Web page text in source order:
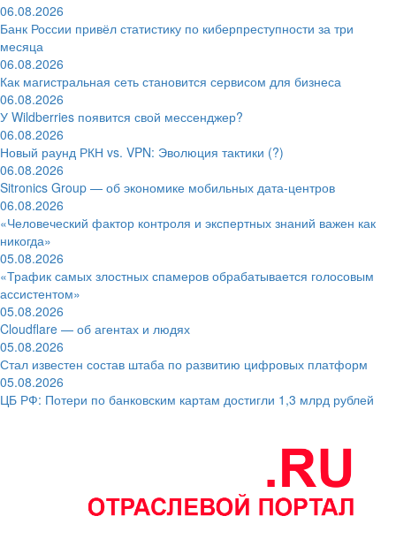
06.08.2026
Банк России привёл статистику по киберпреступности за три
месяца
06.08.2026
Как магистральная сеть становится сервисом для бизнеса
06.08.2026
У Wildberries появится свой мессенджер?
06.08.2026
Новый раунд РКН vs. VPN: Эволюция тактики (?)
06.08.2026
Sitronics Group — об экономике мобильных дата-центров
06.08.2026
«Человеческий фактор контроля и экспертных знаний важен как
никогда»
05.08.2026
«Трафик самых злостных спамеров обрабатывается голосовым
ассистентом»
05.08.2026
Cloudflare — об агентах и людях
05.08.2026
Стал известен состав штаба по развитию цифровых платформ
05.08.2026
ЦБ РФ: Потери по банковским картам достигли 1,3 млрд рублей